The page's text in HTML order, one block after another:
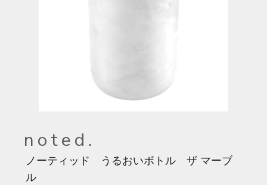
noted.
ノーティッド うるおいボトル ザ マーブ
ル